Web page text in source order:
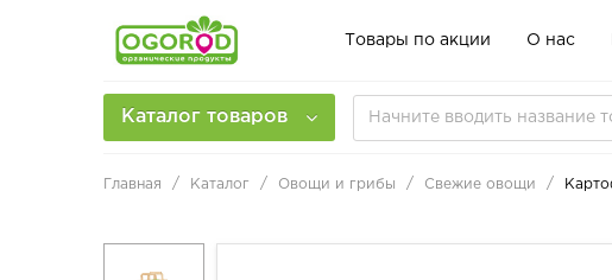
Товары по акции О нас
Каталог товаров
Главная Каталог Овощи и грибы Свежие овощи